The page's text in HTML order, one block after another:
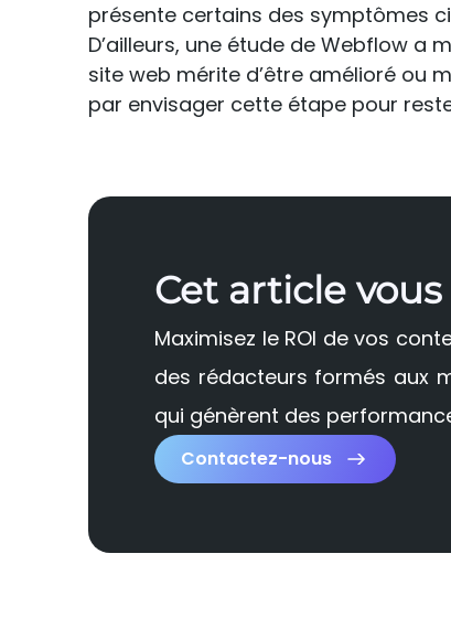
présente certains des symptômes
D’ailleurs, une étude de Webflow a
site web mérite d’être amélioré ou
par envisager cette étape pour
Cet article
Maximisez le ROI de vos
des rédacteurs formés aux
qui génèrent des
Contactez-nous